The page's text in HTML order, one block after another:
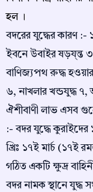
হল ।
বদরের যুদ্ধের কারণ :-
ইবনে উবাইর ষড়য্ন্ত
বাণিজ্যপথ রুদ্ধ
৬, নাখলার খন্ডযুদ্ধ
ঐশীবাণী লাভ এসব
:- বদর যুদ্ধে
খ্রিঃ ১৭ই মার্চ (১৭ই
গঠিত একটি ক্ষুদ্র
বদর নামক স্থানে